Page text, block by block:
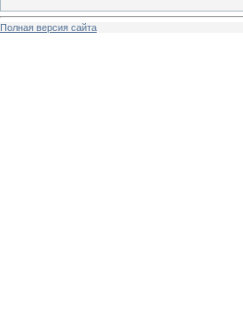
Полная версия сайта